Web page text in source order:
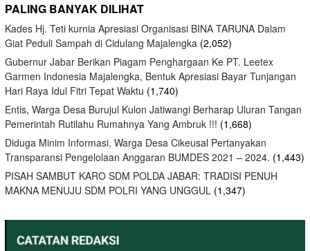
PALING BANYAK DILIHAT
Kades Hj. Teti kurnia Apresiasi Organisasi BINA TARUNA Dalam
Giat Peduli Sampah di Cidulang Majalengka (2,052)
Gubernur Jabar Berikan Piagam Penghargaan Ke PT. Leetex
Garmen Indonesia Majalengka, Bentuk Apresiasi Bayar Tunjangan
Hari Raya Idul Fitri Tepat Waktu (1,740)
Entis, Warga Desa Burujul Kulon Jatiwangi Berharap Uluran Tangan
Pemerintah Rutilahu Rumahnya Yang Ambruk !!! (1,668)
Diduga Minim Informasi, Warga Desa Cikeusal Pertanyakan
Transparansi Pengelolaan Anggaran BUMDES 2021 – 2024. (1,443)
PISAH SAMBUT KARO SDM POLDA JABAR: TRADISI PENUH
MAKNA MENUJU SDM POLRI YANG UNGGUL (1,347)